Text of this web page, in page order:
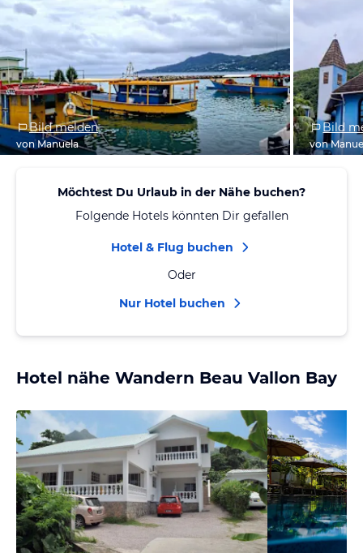
Bild melden
von Manuela
Bild
von
Möchtest Du Urlaub in der Nähe buchen?
Folgende Hotels könnten Dir gefallen
Hotel & Flug buchen
Oder
Nur Hotel buchen
Hotel nähe Wandern Beau Vallon Bay